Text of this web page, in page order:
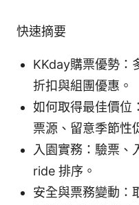
快速摘要
KKday購票優勢：
折扣與組團優惠。
如何取得最佳價位
票源、留意季節性
入園實務：驗票、
ride 排序。
安全與票務變動：